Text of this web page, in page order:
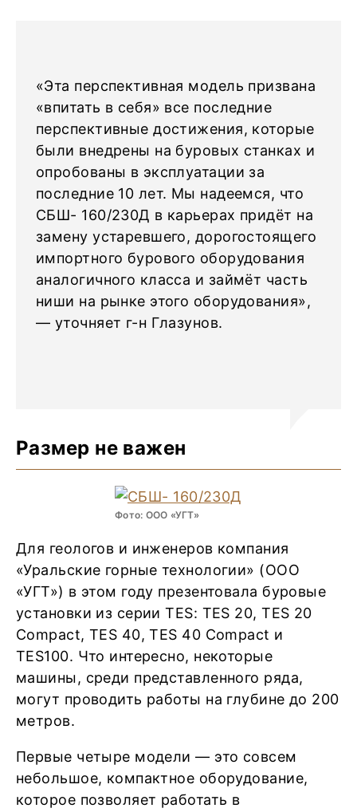
«Эта перспективная модель призвана
«впитать в себя» все последние
перспективные достижения, которые
были внедрены на буровых станках и
опробованы в эксплуатации за
последние 10 лет. Мы надеемся, что
СБШ- 160/230Д в карьерах придёт на
замену устаревшего, дорогостоящего
импортного бурового оборудования
аналогичного класса и займёт часть
ниши на рынке этого оборудования»,
— уточняет г-н Глазунов.
Размер не важен
Фото: ООО «УГТ»
Для геологов и инженеров компания
«Уральские горные технологии» (ООО
«УГТ») в этом году презентовала буровые
установки из серии TES: TES 20, TES 20
Compact, TES 40, TES 40 Compact и
TES100. Что интересно, некоторые
машины, среди представленного ряда,
могут проводить работы на глубине до 200
метров.
Первые четыре модели — это совсем
небольшое, компактное оборудование,
которое позволяет работать в